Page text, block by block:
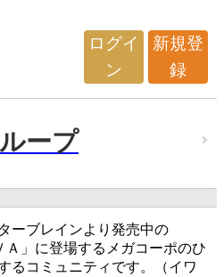
ログイ
ン
新規登
録
ープ
ーブレインより発売中の
」に登場するメガコーポのひ
るコミュニティです。（イワ